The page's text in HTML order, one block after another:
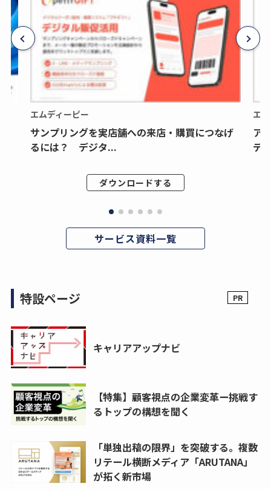
エムディーピー
サンプリングを実店舗への来店・購買につなげ
るには？ デジタ...
ダウンロードする
エ
ア
デ
サービス資料一覧
特設ページ
キャリアアップナビ
【特集】顧客視点の企業変革ー挑戦す
るトップの構想を聞く
「単独出稿の限界」を突破する。複数
リテール横断メディア「ARUTANA」
が拓く新市場